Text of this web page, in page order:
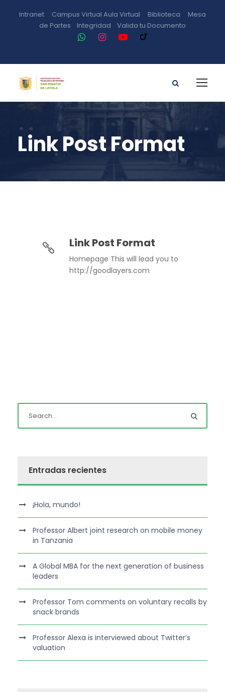
Intranet Campus Virtual Aula Virtual Biblioteca
Mesa
de Partes
Integridad Valida tu Documento
Link Post Format
Link Post Format
Homepage This will lead you to
http://goodlayers.com
Entradas recientes
¡Hola, mundo!
Professor Albert joint research on mobile money
in Tanzania
A Global MBA for the next generation of business
leaders
Professor Tom comments on voluntary recalls by
snack brands
Professor Alexa is interviewed about Twitter’s
valuation